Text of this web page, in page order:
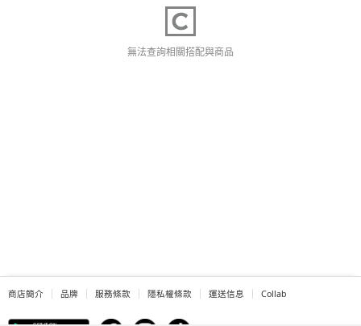
無法查詢相關搭配與商品
商店簡介 品牌 服務條款 隱私權條款 運送信息 Collab